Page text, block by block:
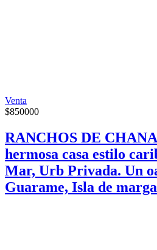
Venta
$850000
RANCHOS DE
hermosa casa estilo
Mar, Urb Privada. Un
Guarame, Isla de